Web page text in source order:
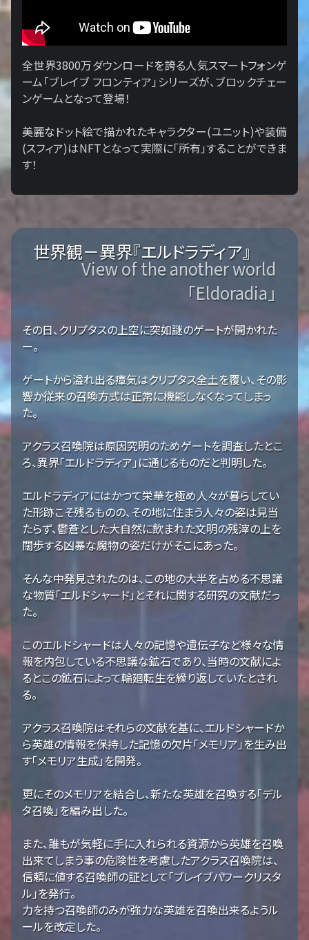
全世界3800万ダウンロードを誇る人気スマートフォンゲ
ーム「ブレイブ フロンティア」シリーズが、ブロックチェー
ンゲームとなって登場！
美麗なドット絵で描かれたキャラクター(ユニット)や装備
(スフィア)はNFTとなって実際に「所有」することができま
す！
世界観－異界『エルドラディア』
View of the another world
「Eldoradia」
その日、クリプタスの上空に突如謎のゲートが開かれた
ー。
ゲートから溢れ出る瘴気はクリプタス全土を覆い、その影
響か従来の召喚方式は正常に機能しなくなってしまっ
た。
アクラス召喚院は原因究明のためゲートを調査したとこ
ろ、異界「エルドラディア」に通じるものだと判明した。
エルドラディアにはかつて栄華を極め人々が暮らしてい
た形跡こそ残るものの、その地に住まう人々の姿は見当
たらず、鬱蒼とした大自然に飲まれた文明の残滓の上を
闊歩する凶暴な魔物の姿だけがそこにあった。
そんな中発見されたのは、この地の大半を占める不思議
な物質「エルドシャード」とそれに関する研究の文献だっ
た。
このエルドシャードは人々の記憶や遺伝子など様々な情
報を内包している不思議な鉱石であり、当時の文献によ
るとこの鉱石によって輪廻転生を繰り返していたとされ
る。
アクラス召喚院はそれらの文献を基に、エルドシャードか
ら英雄の情報を保持した記憶の欠片「メモリア」を生み出
す「メモリア生成」を開発。
更にそのメモリアを結合し、新たな英雄を召喚する「デル
タ召喚」を編み出した。
また、誰もが気軽に手に入れられる資源から英雄を召喚
出来てしまう事の危険性を考慮したアクラス召喚院は、
信頼に値する召喚師の証として「ブレイブパワークリスタ
ル」を発行。
力を持つ召喚師のみが強力な英雄を召喚出来るようル
ールを改定した。